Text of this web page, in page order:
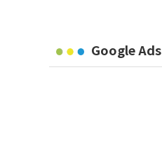
Google Ads